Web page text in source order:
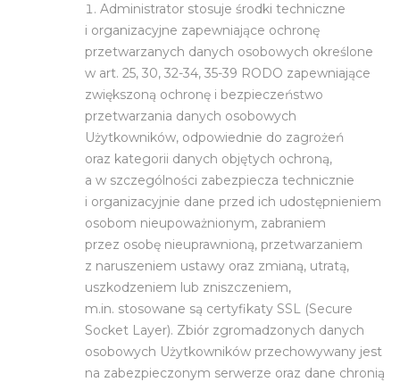
Administrator stosuje środki techniczne
i organizacyjne zapewniające ochronę
przetwarzanych danych osobowych określone
w art. 25, 30, 32-34, 35-39 RODO zapewniające
zwiększoną ochronę i bezpieczeństwo
przetwarzania danych osobowych
Użytkowników, odpowiednie do zagrożeń
oraz kategorii danych objętych ochroną,
a w szczególności zabezpiecza technicznie
i organizacyjnie dane przed ich udostępnieniem
osobom nieupoważnionym, zabraniem
przez osobę nieuprawnioną, przetwarzaniem
z naruszeniem ustawy oraz zmianą, utratą,
uszkodzeniem lub zniszczeniem,
m.in. stosowane są certyfikaty SSL (Secure
Socket Layer). Zbiór zgromadzonych danych
osobowych Użytkowników przechowywany jest
na zabezpieczonym serwerze oraz dane chronią